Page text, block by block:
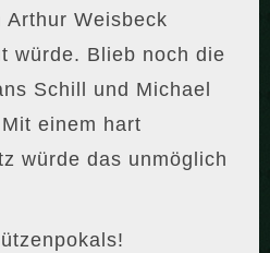
Weisbeck
würde. Blieb noch die
Schill und Michael
einem hart
würde das unmöglich